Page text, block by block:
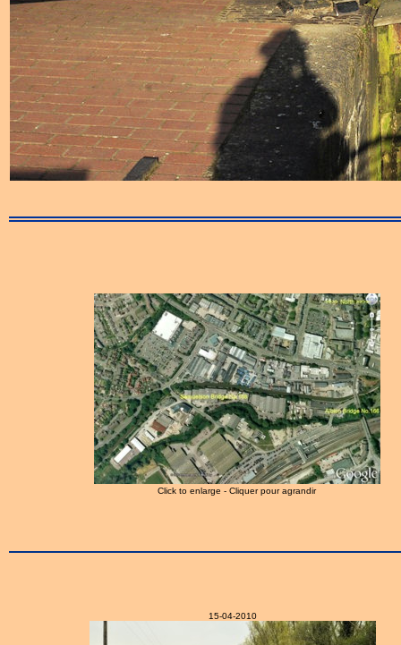
Click to enlarge - Cliquer pour agrandir
15-04-2010